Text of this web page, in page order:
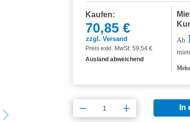
Kaufen:
70,85 €
zzgl. Versand
Preis exkl. MwSt: 59,54 €
Ausland abweichend
Ab
Produkt Anzahl: GibIn